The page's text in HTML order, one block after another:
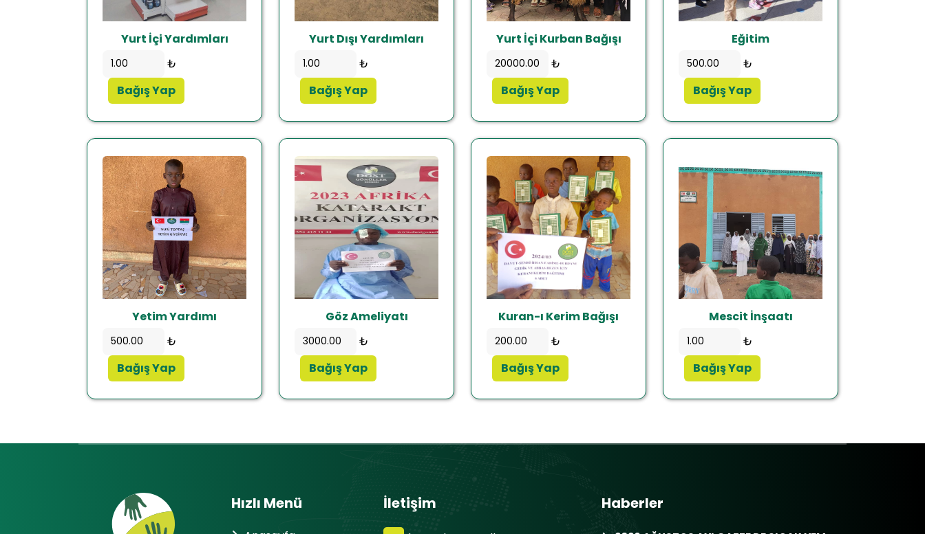
Yurt İçi Yardımları
₺
Bağış Yap
Yurt Dışı Yardımları
₺
Bağış Yap
Yurt İçi Kurban Bağışı
₺
Bağış Yap
Eğitim
₺
Bağış Yap
Yetim Yardımı
₺
Bağış Yap
Göz Ameliyatı
₺
Bağış Yap
Kuran-ı Kerim Bağışı
₺
Bağış Yap
Mescit İnşaatı
₺
Bağış Yap
Hızlı Menü İletişim Haberler